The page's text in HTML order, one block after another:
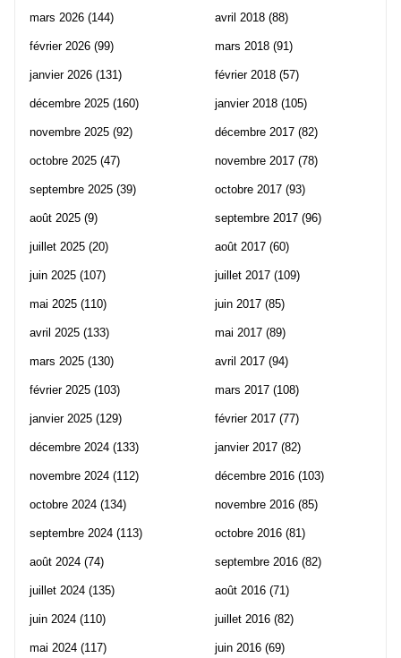
mars 2026 (144)
février 2026 (99)
janvier 2026 (131)
décembre 2025 (160)
novembre 2025 (92)
octobre 2025 (47)
septembre 2025 (39)
août 2025 (9)
juillet 2025 (20)
juin 2025 (107)
mai 2025 (110)
avril 2025 (133)
mars 2025 (130)
février 2025 (103)
janvier 2025 (129)
décembre 2024 (133)
novembre 2024 (112)
octobre 2024 (134)
septembre 2024 (113)
août 2024 (74)
juillet 2024 (135)
juin 2024 (110)
mai 2024 (117)
avril 2018 (88)
mars 2018 (91)
février 2018 (57)
janvier 2018 (105)
décembre 2017 (82)
novembre 2017 (78)
octobre 2017 (93)
septembre 2017 (96)
août 2017 (60)
juillet 2017 (109)
juin 2017 (85)
mai 2017 (89)
avril 2017 (94)
mars 2017 (108)
février 2017 (77)
janvier 2017 (82)
décembre 2016 (103)
novembre 2016 (85)
octobre 2016 (81)
septembre 2016 (82)
août 2016 (71)
juillet 2016 (82)
juin 2016 (69)